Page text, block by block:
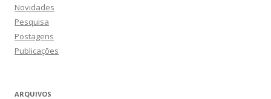
Novidades
Pesquisa
Postagens
Publicações
ARQUIVOS